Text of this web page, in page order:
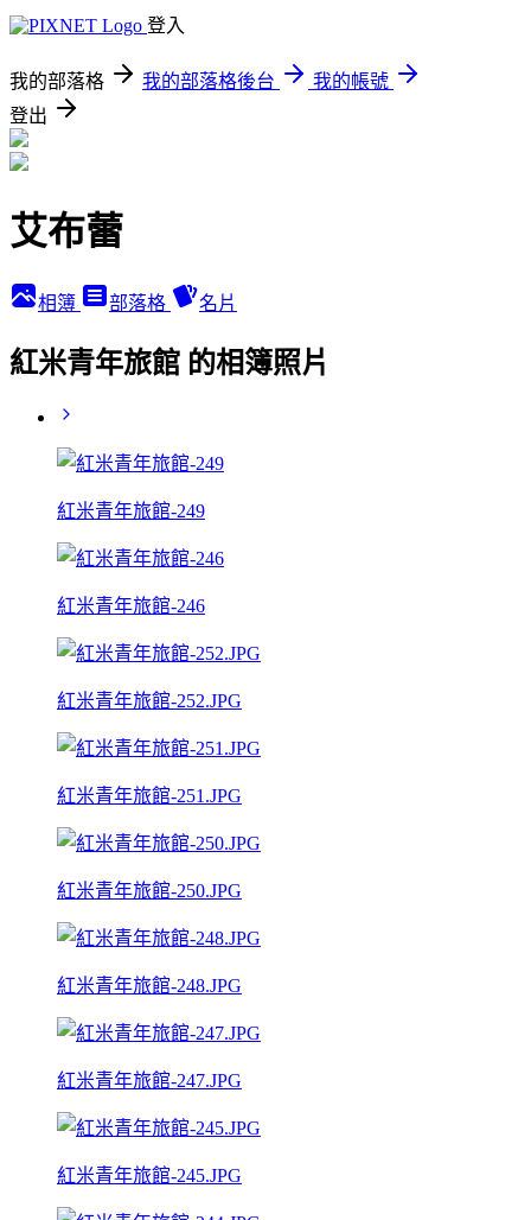
登入
我的部落格 我的部落格後台
我的帳號
登出
艾布蕾
相簿 部落格 名片
紅米青年旅館 的相簿照片
紅米青年旅館-249
紅米青年旅館-246
紅米青年旅館-252.JPG
紅米青年旅館-251.JPG
紅米青年旅館-250.JPG
紅米青年旅館-248.JPG
紅米青年旅館-247.JPG
紅米青年旅館-245.JPG